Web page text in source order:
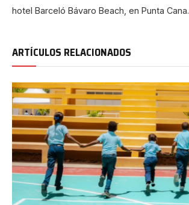
hotel Barceló Bávaro Beach, en Punta Cana.
ARTÍCULOS RELACIONADOS